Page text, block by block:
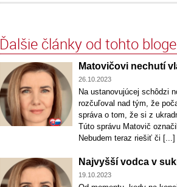
Ďalšie články od tohto
Matovičovi nechutí
26.10.2023
Na ustanovujúcej schôdzi
rozčuľoval nad tým, že
správa o tom, že si z
Túto správu Matovič
Nebudem teraz riešiť či [...]
Najvyšší vodca v
19.10.2023